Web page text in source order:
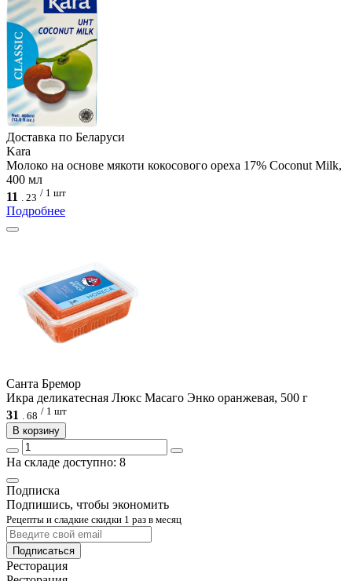
Доcтавка по Беларуси
Kara
Молоко на основе мякоти кокосового ореха 17% Coconut Milk,
400 мл
11 . 23 / 1 шт
Подробнее
Санта Бремор
Икра деликатесная Люкс Масаго Энко оранжевая, 500 г
31 . 68 / 1 шт
В корзину
На складе доступно: 8
Подписка
Подпишись, чтобы экономить
Рецепты и сладкие скидки 1 раз в месяц
Подписаться
Ресторация